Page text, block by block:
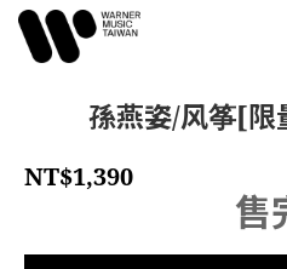
孫燕姿/风筝[限
NT$1,390
售